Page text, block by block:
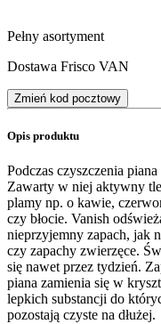
Pełny asortyment
Dostawa Frisco VAN
Zmień kod pocztowy
Opis produktu
Podczas czyszczenia
Zawarty w niej aktywny
plamy np. o kawie,
czy błocie. Vanish
nieprzyjemny zapach, jak
czy zapachy zwierzęce.
się nawet przez tydzień.
piana zamienia się w
lepkich substancji do
pozostają czyste na dłużej.